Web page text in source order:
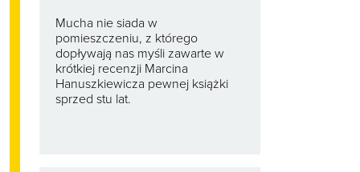
Mucha nie siada w
pomieszczeniu, z którego
dopływają nas myśli zawarte w
krótkiej recenzji Marcina
Hanuszkiewicza pewnej książki
sprzed stu lat.